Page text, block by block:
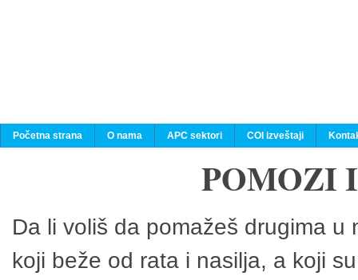
Početna strana O nama APC sektori COI izveštaji
POMOZI
Da li voliš da pomažeš drugima
koji beže od rata i nasilja, a koji